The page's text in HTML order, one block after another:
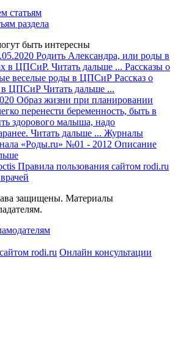
статьям
раздела
быть интересны
Родить Александра, или роды в
в ЦПСиР. Читать дальше ... Рассказы о
веселые роды в ЦПСиР Рассказ о
в ЦПСиР Читать дальше ...
Образ жизни при планировании
перенести беременность, быть в
здорового малыша, надо
Читать дальше ... Журналы
«Роды.ru» №01 - 2012 Описание
Правила пользования сайтом rodi.ru
защищены. Материалы
rodi.ru Онлайн консультации